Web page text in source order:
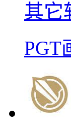
其它
PGT